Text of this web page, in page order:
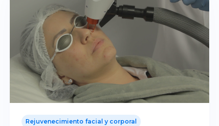
Rejuvenecimiento facial y corporal